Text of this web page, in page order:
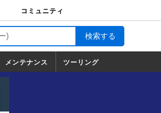
コミュニティ
メンテナンス ツーリング